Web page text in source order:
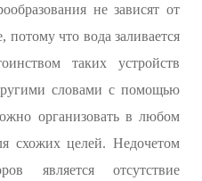
не зависят от
что вода заливается
таких устройств
словами с помощью
организовать в любом
схожих целей. Недочетом
является отсутствие